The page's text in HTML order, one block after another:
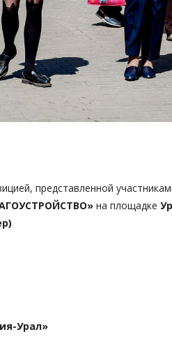
представленной
на площадке
Урал»